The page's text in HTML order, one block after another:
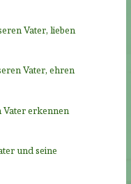
Vater, lieben
Vater, ehren
Vater erkennen
und seine